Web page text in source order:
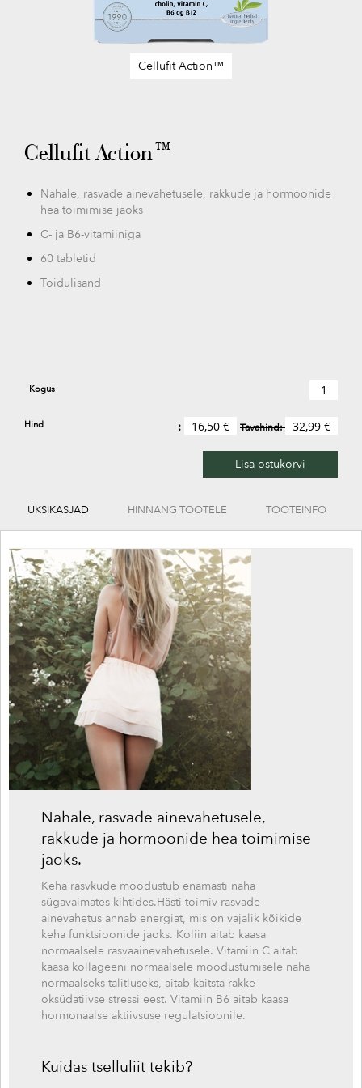
Cellufit Action™
of
gallery
Cellufit Action™
Nahale, rasvade ainevahetusele, rakkude ja hormoonide
hea toimimise jaoks
C- ja B6-vitamiiniga
60 tabletid
Toidulisand
Kogus
Hind 16,50 € Tavahind: 32,99 €
Lisa ostukorvi
ÜKSIKASJAD HINNANG TOOTELE TOOTEINFO
Nahale, rasvade ainevahetusele,
rakkude ja hormoonide hea toimimise
jaoks.
Keha rasvkude moodustub enamasti naha
sügavaimates kihtides.Hästi toimiv rasvade
ainevahetus annab energiat, mis on vajalik kõikide
keha funktsioonide jaoks. Koliin aitab kaasa
normaalsele rasvaainevahetusele. Vitamiin C aitab
kaasa kollageeni normaalsele moodustumisele naha
normaalseks talitluseks, aitab kaitsta rakke
oksüdatiivse stressi eest. Vitamiin B6 aitab kaasa
hormonaalse aktiivsuse regulatsioonile.
Kuidas tselluliit tekib?